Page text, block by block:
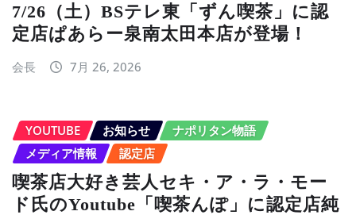
7/26（土）BSテレ東「ずん喫茶」に認
定店ぱあらー泉南太田本店が登場！
会長 7月 26, 2026
YOUTUBE お知らせ
ナポリタン物語
メディア情報
認定店
喫茶店大好き芸人セキ・ア・ラ・モー
ド氏のYoutube「喫茶んぽ」に認定店純